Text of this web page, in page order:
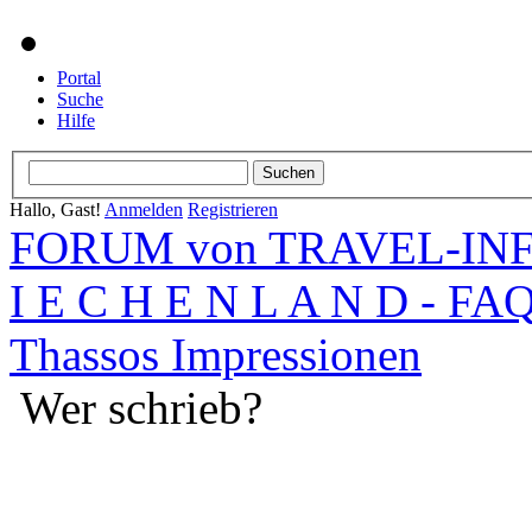
Portal
Suche
Hilfe
Hallo, Gast! Anmelden Registrieren
FORUM von TRAVEL-
I E C H E N L A N D -
Thassos Impressionen
Wer schrieb?